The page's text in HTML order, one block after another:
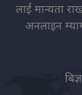
लाई मान्यता
अनलाइन